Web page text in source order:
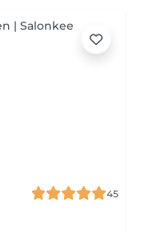
45